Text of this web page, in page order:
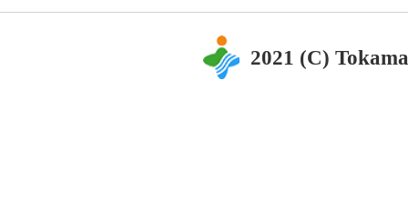
2021 (C)